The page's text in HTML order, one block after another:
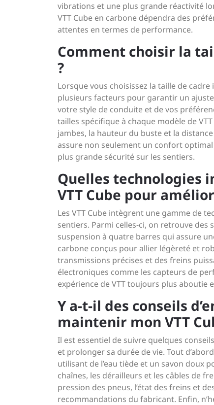
vibrations et une plus grande réactivité
VTT Cube en carbone dépendra des
attentes en termes de performance.
Comment choisir la
?
Lorsque vous choisissez la taille de
plusieurs facteurs pour garantir un
votre style de conduite et de vos
tailles spécifique à chaque modèle de
jambes, la hauteur du buste et la
assure non seulement un confort
plus grande sécurité sur les sentiers.
Quelles technologies
VTT Cube pour
Les VTT Cube intègrent une gamme de
sentiers. Parmi celles-ci, on retrouve des
suspension à quatre barres qui assure
carbone conçus pour allier légèreté et
transmissions précises et des freins
électroniques comme les capteurs de
expérience de VTT toujours plus aboutie
Y a-t-il des conseils
maintenir mon VTT
Il est essentiel de suivre quelques
et prolonger sa durée de vie. Tout
utilisant de l’eau tiède et un savon doux
chaînes, les dérailleurs et les câbles de
pression des pneus, l’état des freins et
recommandations du fabricant. Enfin,